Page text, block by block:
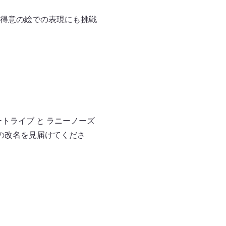
意の絵での表現にも挑戦
ライブ と ラニーノーズ
改名を見届けてくださ